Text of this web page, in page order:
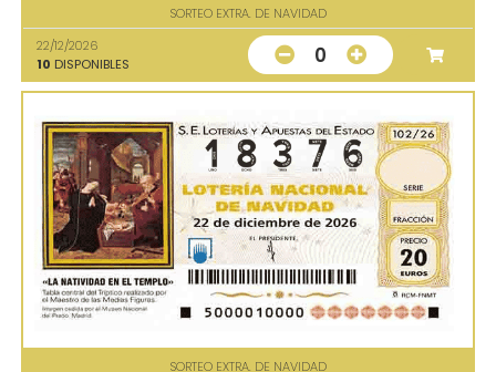
SORTEO EXTRA. DE NAVIDAD
22/12/2026
10 DISPONIBLES 0
SORTEO EXTRA. DE NAVIDAD